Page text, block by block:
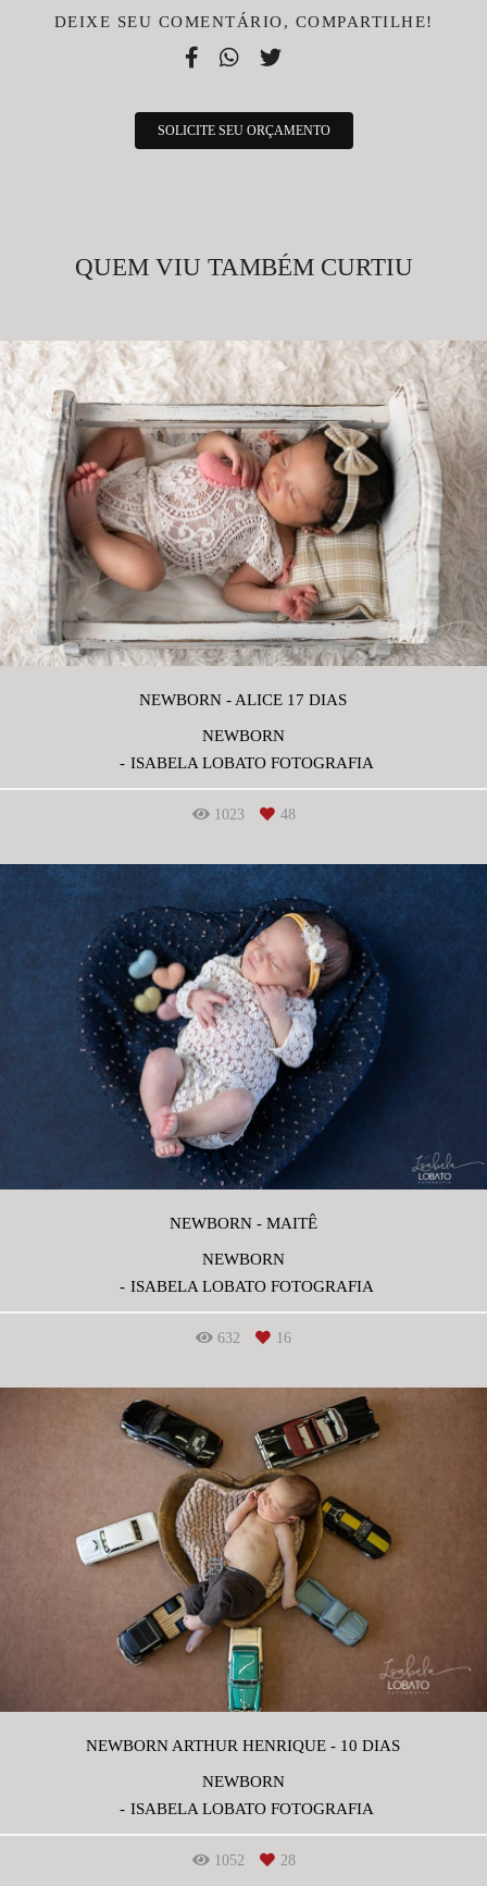
DEIXE SEU COMENTÁRIO, COMPARTILHE!
SOLICITE SEU ORÇAMENTO
QUEM VIU TAMBÉM CURTIU
NEWBORN - ALICE 17 DIAS
NEWBORN
ISABELA LOBATO FOTOGRAFIA
1023 48
NEWBORN - MAITÊ
NEWBORN
ISABELA LOBATO FOTOGRAFIA
632 16
NEWBORN ARTHUR HENRIQUE - 10 DIAS
NEWBORN
ISABELA LOBATO FOTOGRAFIA
1052 28